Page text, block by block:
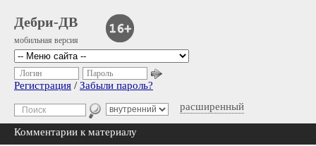
Дебри-ДВ
мобильная версия
расширенный
Логин Пароль
Регистрация / Забыли пароль?
Комментарии к материалу